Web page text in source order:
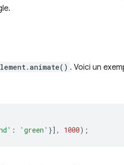
. Voici un
: 'green' }], 1000);